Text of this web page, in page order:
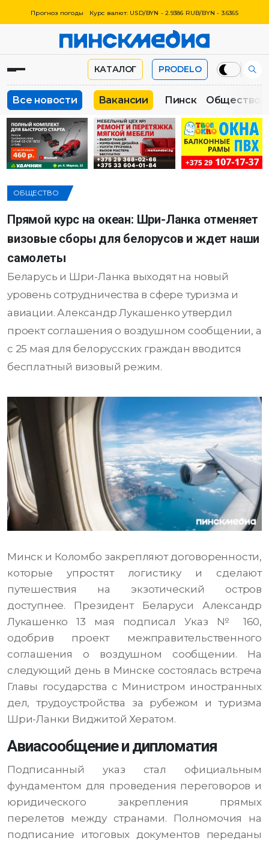
Прогноз погоды Курс валют: USD/BYN - 2.9386 RUB/BYN - 3.6365
КАТАЛОГ PRODELO
Все новости Вакансии Пинск Общество
ОБЩЕСТВО
Прямой курс на океан: Шри-Ланка отменяет
визовые сборы для белорусов и ждет наши
самолеты
Беларусь и Шри-Ланка выходят на новый
уровень сотрудничества в сфере туризма и
авиации. Александр Лукашенко утвердил
проект соглашения о воздушном сообщении, а
с 25 мая для белорусских граждан вводится
бесплатный визовый режим.
Минск и Коломбо закрепляют договоренности,
которые упростят логистику и сделают
путешествия на экзотический остров
доступнее. Президент Беларуси Александр
Лукашенко 13 мая подписал Указ № 160,
одобрив проект межправительственного
соглашения о воздушном сообщении. На
следующий день в Минске состоялась встреча
Главы государства с Министром иностранных
дел, трудоустройства за рубежом и туризма
Шри-Ланки Виджитой Хератом.
Авиасообщение и дипломатия
Подписанный указ стал официальным
фундаментом для проведения переговоров и
юридического закрепления прямых
перелетов между странами. Полномочия на
подписание итоговых документов переданы